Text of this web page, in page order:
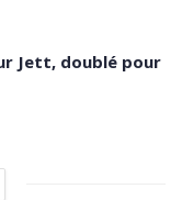
Jett, doublé pour